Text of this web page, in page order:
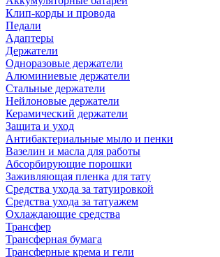
Клип-корды и провода
Педали
Адаптеры
Держатели
Одноразовые держатели
Алюминиевые держатели
Стальные держатели
Нейлоновые держатели
Керамический держатели
Защита и уход
Антибактериальные мыло и пенки
Вазелин и масла для работы
Абсорбирующие порошки
Заживляющая пленка для тату
Средства ухода за татуировкой
Средства ухода за татуажем
Охлаждающие средства
Трансфер
Трансферная бумага
Трансферные крема и гели